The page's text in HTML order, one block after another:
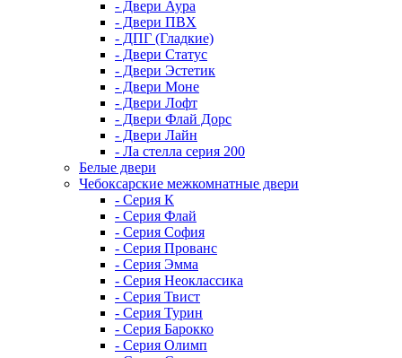
- Двери Аура
- Двери ПВХ
- ДПГ (Гладкие)
- Двери Статус
- Двери Эстетик
- Двери Моне
- Двери Лофт
- Двери Флай Дорс
- Двери Лайн
- Ла стелла серия 200
Белые двери
Чебоксарские межкомнатные двери
- Серия К
- Серия Флай
- Серия София
- Серия Прованс
- Серия Эмма
- Серия Неоклассика
- Серия Твист
- Серия Турин
- Серия Барокко
- Серия Олимп